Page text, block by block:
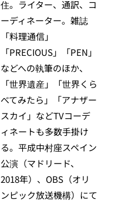
住。ライター、通訳、コ
ーディネーター。雑誌
「料理通信」
「PRECIOUS」「PEN」
などへの執筆のほか、
「世界遺産」「世界くら
べてみたら」「アナザー
スカイ」などTVコーデ
ィネートも多数手掛け
る。平成中村座スペイン
公演（マドリード、
2018年）、OBS（オリ
ンピック放送機構）にて